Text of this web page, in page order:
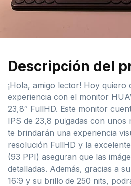
Descripción del
¡Hola, amigo lector! Hoy quiero
experiencia con el monitor
23,8″ FullHD. Este monitor
IPS de 23,8 pulgadas con unos
te brindarán una experiencia
resolución FullHD y la
(93 PPI) aseguran que las
detalladas. Además, gracias a
16:9 y su brillo de 250 nits,